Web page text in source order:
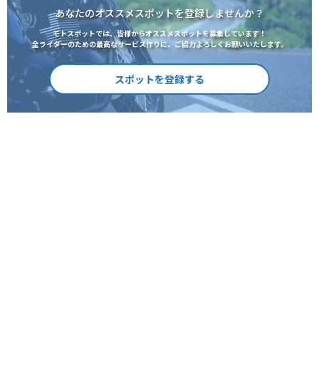
あなたのオススメスポットを登録しませんか？
モトスポットでは、皆様からオススメスポットを募集しています！
全ライダーのための最高なサービス作りに、ご協力よろしくお願いいたします。
スポットを登録する